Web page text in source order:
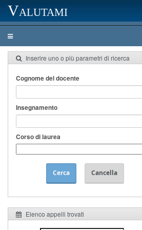
Valutami
Inserire uno o più parametri di ricerca
Cognome del docente
Insegnamento
Corso di laurea
Cerca Cancella
Elenco appelli trovati